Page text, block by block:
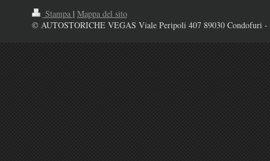
Stampa | Mappa del sito
© AUTOSTORICHE VEGAS Viale Peripoli 407 89030 Condofuri -